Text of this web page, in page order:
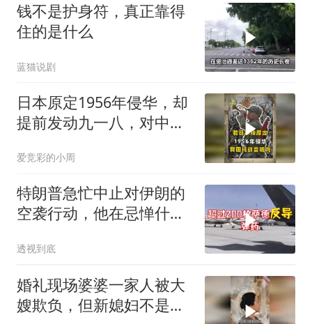
钱不是护身符，真正靠得
住的是什么
蓝猫说剧
日本原定1956年侵华，却
提前发动九一八，对中国
爱竞彩的小周
特朗普急忙中止对伊朗的
空袭行动，他在忌惮什
透视到底
婚礼现场婆婆一家人被大
嫂欺负，但新媳妇不是好